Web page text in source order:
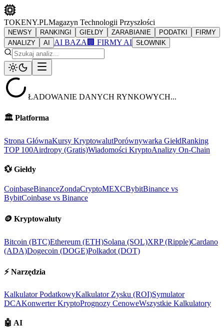
TOKENY.PLMagazyn Technologii Przyszłości
NEWSY RANKINGI GIEŁDY ZARABIANIE PODATKI
FIRMY
ANALIZY
AI AI BAZA 🏢 FIRMY AI SŁOWNIK
ŁADOWANIE DANYCH RYNKOWYCH...
🏛️ Platforma
Strona GłównaKursy KryptowalutPorównywarka GiełdRanking
TOP 100Airdropy (Gratis)Wiadomości KryptoAnalizy On-Chain
💱 Giełdy
CoinbaseBinanceZondaCryptoMEXCBybitBinance vs
BybitCoinbase vs Binance
🪙 Kryptowaluty
Bitcoin (BTC)Ethereum (ETH)Solana (SOL)XRP (Ripple)Cardano
(ADA)Dogecoin (DOGE)Polkadot (DOT)
⚡ Narzędzia
Kalkulator PodatkowyKalkulator Zysku (ROI)Symulator
DCAKonwerter KryptoPrognozy CenoweWszystkie Kalkulatory
🤖 AI